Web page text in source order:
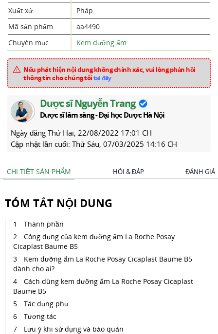
Xuất xứ
Pháp
Mã sản phẩm
aa4490
Chuyên mục
Kem dưỡng ẩm
Nếu phát hiện nội dung không chính xác, vui lòng phản hồi
thông tin cho chúng tôitại đây
Dược sĩ Nguyễn Trang
Dược sĩ lâm sàng - Đại học Dược Hà Nội
Ngày đăng Thứ Hai, 22/08/2022 17:01 CH
Cập nhật lần cuối: Thứ Sáu, 07/03/2025 14:16 CH
CHI TIẾT SẢN PHẨM HỎI & ĐÁP ĐÁNH GIÁ
TÓM TẮT NỘI DUNG
Thành phần
Công dụng của kem dưỡng ẩm La Roche Posay
Cicaplast Baume B5
Kem dưỡng ẩm La Roche Posay Cicaplast Baume B5
dành cho ai?
Cách dùng kem dưỡng ẩm La Roche Posay Cicaplast
Baume B5
Tác dụng phụ
Tương tác
Lưu ý khi sử dụng và bảo quản